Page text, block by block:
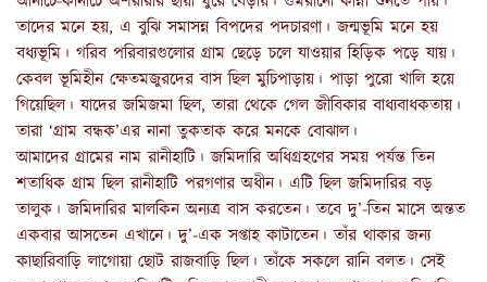
তাদের মনে হয়, এ বুঝি সমাসন্ন বিপদের পদচারণা। জন্মভূমি মনে হয়
বধ্যভূমি। গরিব পরিবারগুলোর গ্রাম ছেড়ে চলে যাওয়ার হিড়িক পড়ে যায়।
কেবল ভূমিহীন ক্ষেতমজুরদের বাস ছিল মুচিপাড়ায়। পাড়া পুরো খালি হয়ে
গিয়েছিল। যাদের জমিজমা ছিল, তারা থেকে গেল জীবিকার বাধ্যবাধকতায়।
তারা ‘গ্রাম বন্ধক’এর নানা তুকতাক করে মনকে বোঝাল।
আমাদের গ্রামের নাম রানীহাটি। জমিদারি অধিগ্রহণের সময় পর্যন্ত তিন
শতাধিক গ্রাম ছিল রানীহাটি পরগণার অধীন। এটি ছিল জমিদারির বড়
তালুক। জমিদারির মালকিন অন্যত্র বাস করতেন। তবে দু’-তিন মাসে অন্তত
একবার আসতেন এখানে। দু’-এক সপ্তাহ কাটাতেন। তাঁর থাকার জন্য
কাছারিবাড়ি লাগোয়া ছোট রাজবাড়ি ছিল। তাঁকে সকলে রানি বলত। সেই